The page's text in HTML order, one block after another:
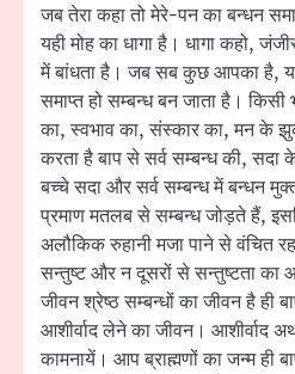
जब तेरा कहा तो मेरे-पन का बन्धन
यही मोह का धागा है। धागा कहो,
में बांधता है। जब सब कुछ आपका है,
समाप्त हो सम्बन्ध बन जाता है। किसी
का, स्वभाव का, संस्कार का, मन के
करता है बाप से सर्व सम्बन्ध की,
बच्चे सदा और सर्व सम्बन्ध में बन्धन
प्रमाण मतलब से सम्बन्ध जोड़ते हैं,
अलौकिक रुहानी मजा पाने से वंचित
सन्तुष्ट और न दूसरों से सन्तुष्टता का
जीवन श्रेष्ठ सम्बन्धों का जीवन है ही
आशीर्वाद लेने का जीवन। आशीर्वाद
कामनायें। आप ब्राह्मणों का जन्म ही